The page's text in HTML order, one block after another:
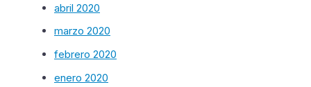
abril 2020
marzo 2020
febrero 2020
enero 2020